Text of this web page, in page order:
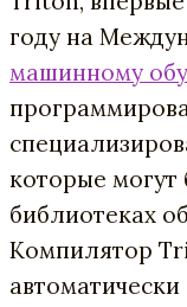
году на
машинному
которые могут
библиотеках
Компилятор